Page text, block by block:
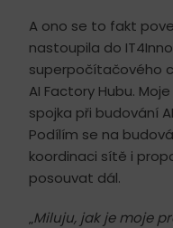
A ono se to fakt
nastoupila do
superpočítačového
AI Factory Hubu.
spojka při budování
Podílím se na
koordinaci sítě i
posouvat dál.
„Miluju, jak je moje